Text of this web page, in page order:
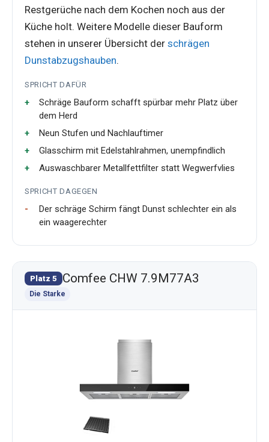
Restgerüche nach dem Kochen noch aus der
Küche holt. Weitere Modelle dieser Bauform
stehen in unserer Übersicht der schrägen
Dunstabzugshauben.
SPRICHT DAFÜR
Schräge Bauform schafft spürbar mehr Platz über
dem Herd
Neun Stufen und Nachlauftimer
Glasschirm mit Edelstahlrahmen, unempfindlich
Auswaschbarer Metallfettfilter statt Wegwerfvlies
SPRICHT DAGEGEN
Der schräge Schirm fängt Dunst schlechter ein als
ein waagerechter
Platz 5 Comfee CHW 7.9M77A3
Die Starke